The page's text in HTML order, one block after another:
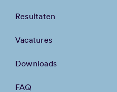
Resultaten
Vacatures
Downloads
FAQ